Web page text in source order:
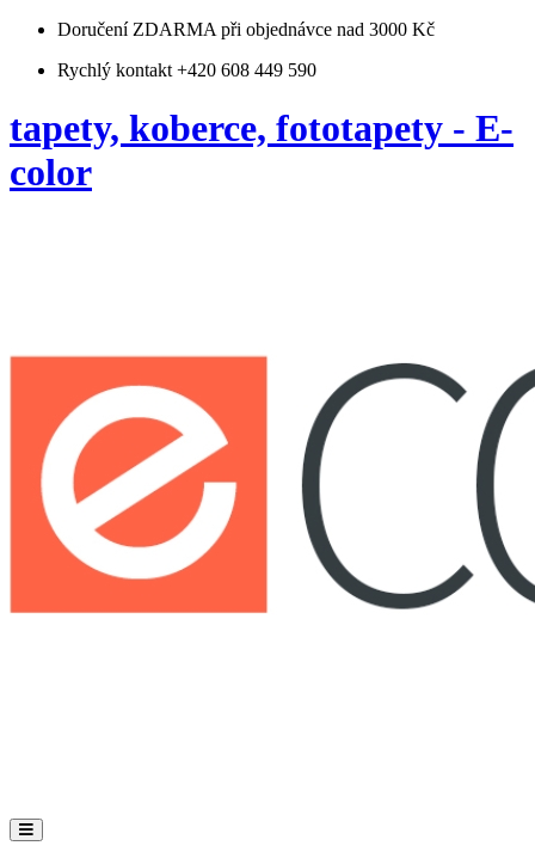
Doručení ZDARMA při objednávce nad 3000 Kč
Rychlý kontakt +420 608 449 590
tapety, koberce, fototapety - E-
color